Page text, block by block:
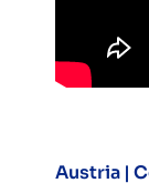
Austria |